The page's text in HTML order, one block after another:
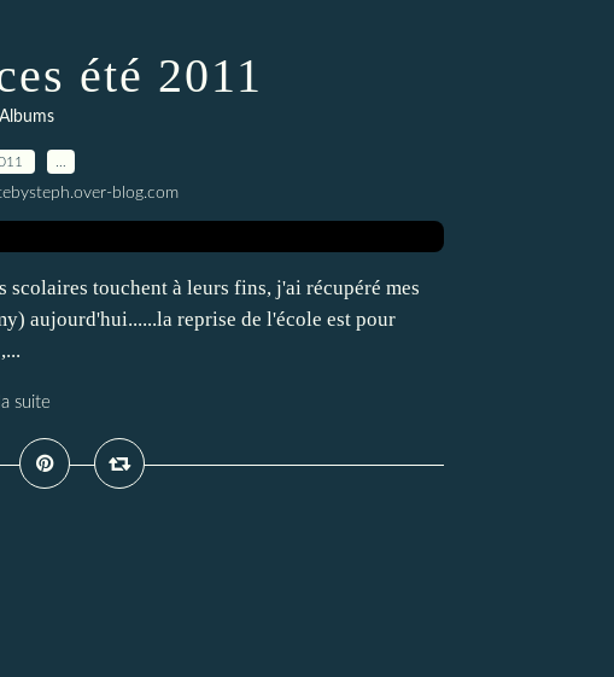
été 2011
blog.com
touchent à leurs fins, j'ai récupéré mes
aujourd'hui......la reprise de l'école est pour
suite